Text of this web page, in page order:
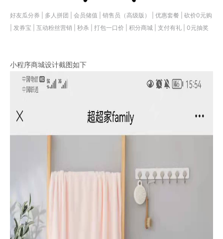
好友瓜分券 | 多人拼团 | 会员储值 | 销售员（高级版） | 优惠套餐 | 砍价0元购
| 发券宝 | 互动粉丝营销 | 秒杀 | 打包一口价 | 积分商城 | 支付有礼 | 0元抽奖
小程序商城设计截图如下